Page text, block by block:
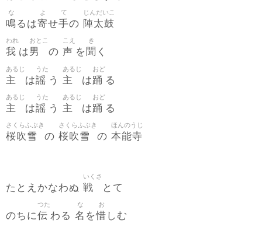
鳴
な
るは寄
よ
せ手
て
の 陣太鼓
じんだいこ
我
われ
は男
おとこ
の 声
こえ
を 聞
き
く
主
あるじ
は謡
うた
う 主
あるじ
は踊
おど
る
主
あるじ
は謡
うた
う 主
あるじ
は踊
おど
る
桜吹雪
さくらふぶき
の 桜吹雪
さくらふぶき
の 本能寺
ほんのうじ
たとえかなわぬ 戦
いくさ
とて
のちに伝
つた
わる 名
な
を惜
お
しむ